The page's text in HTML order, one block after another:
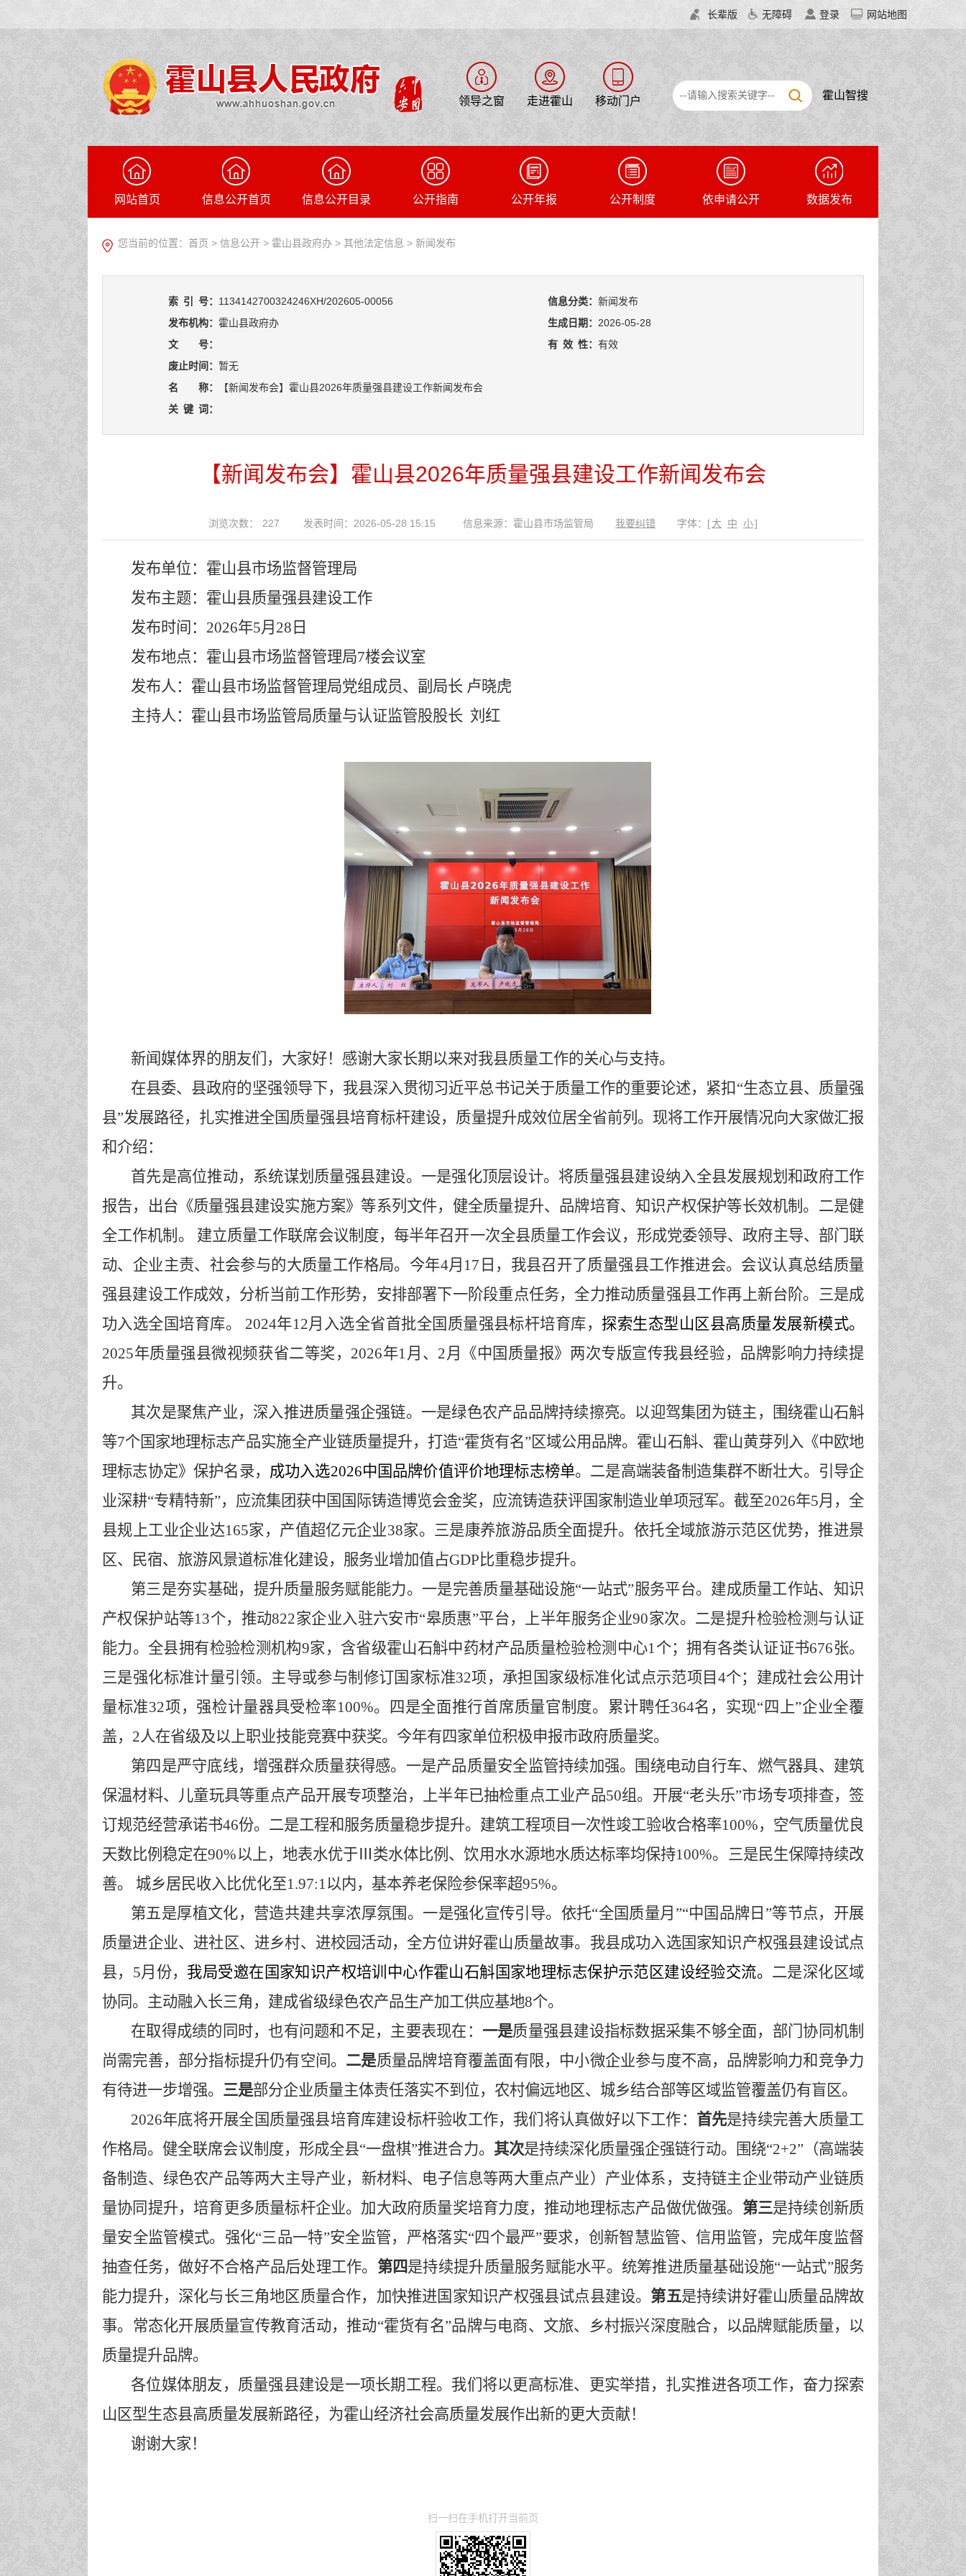
长辈版 无障碍 登录 网站地图
领导之窗 走进霍山 移动门户 霍山智搜
网站首页 信息公开首页 信息公开目录 公开指南 公开年报 公开制度 依申请公开 数据发布
您当前的位置： 首页 > 信息公开 > 霍山县政府办 > 其他法定信息 > 新闻发布
索 引 号： 1134142700324246XH/202605-00056 信息分类： 新闻发布
发布机构： 霍山县政府办 生成日期： 2026-05-28
文 号：
有 效 性： 有效
废止时间： 暂无
名 称：
【新闻发布会】霍山县2026年质量强县建设工作新闻发布会
关 键 词：
【新闻发布会】霍山县2026年质量强县建设工作新闻发布会
浏览次数： 227 发表时间：2026-05-28 15:15 信息来源：霍山县市场监管局 我要纠错 字体： [大 中 小]
发布单位： 霍山县市场监督管理局
发布主题： 霍山县质量强县建设工作
发布时间： 2026年5月 28 日
发布地点： 霍山县市场监督管理局7楼会议室
发布人： 霍山县市场监督管理局党组成员、 副局长 卢晓虎
主持人：霍山县市场监管局质量与认证监管股股长 刘红
新闻媒体界的朋友们，大家好！感谢大家长期以来对我县质量工作的关心与支持。
在县委、县政府的坚强领导下，我县深入贯彻习近平总书记关于质量工作的重要论述，紧扣 “生态立县、质量强
县”发展路径，扎实推进全国质量强县培育标杆建设，质量提升成效位居全省前列。现将工作开展情况向大家做汇报
和介绍：
首先是高位推动，系统谋划质量强县建设。 一是强化顶层设计。 将质量强县建设纳入全县发展规划和政府工作
报告，出台《质量强县建设实施方案》等系列文件，健全质量提升、品牌培育、知识产权保护等长效机制。 二是健
全工作机制。
建立质量工作联席会议制度，每半年召开一次全县质量工作会议，形成党委领导、政府主导、部门联
动、企业主责、社会参与的大质量工作格局。 今年4月17日 ， 我县召开了质量强县工作推进会。会议认真总结质量
强县建设工作成效，分析当前工作形势，安排部署下一阶段重点任务，全力推动质量强县工作再上新台阶。 三是成
功入选全国培育库。
2024年12月入选全省首批全国质量强县标杆培育库， 探索生态型山区县高质量发展新模式。
2025年质量强县微视频获省二等奖，2026年1月、2月《中国质量报》两次专版宣传我县经验，品牌影响力持续提
升。
其次是聚焦产业，深入推进质量强企强链。 一是绿色农产品品牌持续擦亮。 以迎驾集团为链主，围绕霍山石斛
等7个国家地理标志产品实施全产业链质量提升，打造“霍货有名”区域公用品牌。霍山石斛、霍山黄芽列入《中欧地
理标志协定》保护名录， 成功入选2026中国品牌价值评价地理标志榜单。 二是高端装备制造集群不断壮大。 引导企
业深耕“专精特新”，应流集团获中国国际铸造博览会金奖，应流铸造获评国家制造业单项冠军。截至2026年5月， 全
县规上工业企业达165家， 产值超亿元企业38家。 三是康养旅游品质全面提升。 依托全域旅游示范区优势，推进景
区、民宿、旅游风景道标准化建设，服务业增加值占GDP比重稳步提升。
第三是夯实基础，提升质量服务赋能能力。 一是完善质量基础设施“一站式”服务平台。 建成质量工作站、知识
产权保护站等13个，推动822家企业入驻六安市“皋质惠”平台，上半年服务企业90家次。 二是提升检验检测与认证
能力。全县拥有检验检测机构9家，含省级霍山石斛中药材产品质量检验检测中心1个；拥有各类认证证书676张。
三是强化标准计量引领。 主导或参与制修订国家标准32项，承担国家级标准化试点示范项目4个；建成社会公用计
量标准32项，强检计量器具受检率100%。
四是全面推行首席质量官制度。 累计聘任364名，实现“四上”企业全覆
盖，2人在省级及以上职业技能竞赛中获奖。 今年有四家单位积极申报市政府质量奖。
第四是严守底线，增强群众质量获得感。 一是产品质量安全监管持续加强。
围绕电动自行车、燃气器具、建筑
保温材料、儿童玩具等重点产品开展专项整治，上半年已抽检重点工业产品50组 。 开展“老头乐”市场专项排查，签
订规范经营承诺书46份。 二是工程和服务质量稳步提升。 建筑工程项目一次性竣工验收合格率100%，空气质量优良
天数比例稳定在90%以上，地表水优于Ⅲ类水体比例、饮用水水源地水质达标率均保持100%。 三是民生保障持续改
善。
城乡居民收入比优化至1.97:1以内，基本养老保险参保率超95%。
第五是厚植文化，营造共建共享浓厚氛围 。 一是强化宣传引导。 依托“全国质量月”“中国品牌日”等节点，开展
质量进企业、进社区、进乡村、进校园活动，全方位讲好霍山质量故事。 我县成功入选国家知识产权强县建设试点
县， 5月份， 我局受邀在国家知识产权培训中心作霍山石斛国家地理标志保护示范区建设经验交流。 二是深化区域
协同。 主动融入长三角，建成省级绿色农产品生产加工供应基地8个。
在取得成绩的同时，也有问题和不足，主要表现在： 一是质量强县建设指标数据采集不够全面，部门协同机制
尚需完善，部分指标提升仍有空间。 二是质量品牌培育覆盖面有限，中小微企业参与度不高，品牌影响力和竞争力
有待进一步增强。 三是部分企业质量主体责任落实不到位，农村偏远地区、城乡结合部等区域监管覆盖仍有盲区。
2026年底将开展全国质量强县培育库建设标杆验收工作，我们将认真做好以下工作： 首先是持续完善大质量工
作格局。健全联席会议制度，形成全县“一盘棋”推进合力。 其次是持续深化质量强企强链行动。 围绕“2+2”（高端装
备制造、绿色农产品等两大主导产业，新材料、电子信息等两大重点产业） 产业体系，支持链主企业带动产业链质
量协同提升，培育更多质量标杆企业。加大政府质量奖培育力度，推动地理标志产品做优做强。 第三是持续创新质
量安全监管模式。 强化“三品一特”安全监管，严格落实“四个最严”要求，创新智慧监管、信用监管，完成年度监督
抽查任务，做好不合格产品后处理工作。 第四是持续提升质量服务赋能水平。 统筹推进质量基础设施“一站式”服务
能力提升，深化与长三角地区质量合作，加快推进国家知识产权强县试点县建设。第五是持续讲好霍山质量品牌故
事。 常态化开展质量宣传教育活动，推动“霍货有名”品牌与电商、文旅、乡村振兴深度融合，以品牌赋能质量，以
质量提升品牌。
各位媒体朋友，质量强县建设是一项长期工程。我们将以更高标准、更实举措，扎实推进各项工作，奋力探索
山区型生态县高质量发展新路径，为霍山经济社会高质量发展作出新的更大贡献！
谢谢大家！
扫一扫在手机打开当前页